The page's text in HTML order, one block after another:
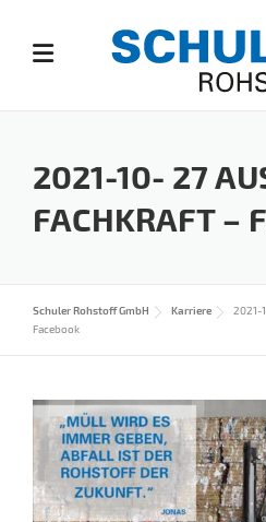
content
2021-10- 27
FACHKRAFT –
Schuler Rohstoff GmbH Karriere
2021-
Facebook